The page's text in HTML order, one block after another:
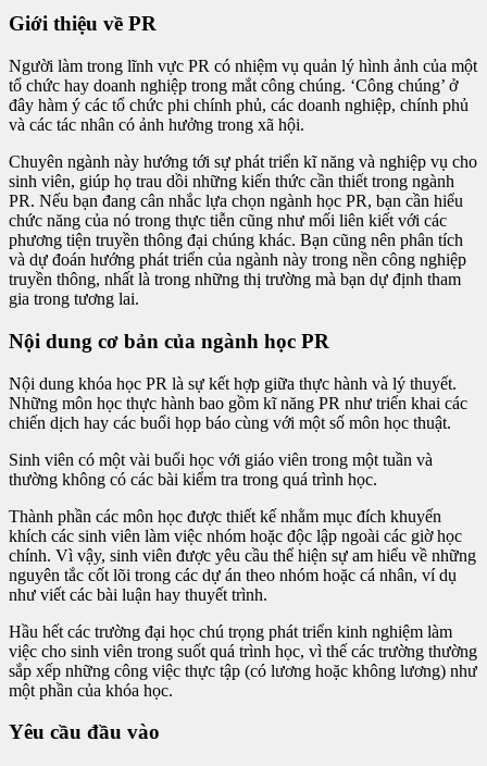
Giới thiệu về PR
Người làm trong lĩnh vực PR có nhiệm vụ quản lý hình ảnh của một
tổ chức hay doanh nghiệp trong mắt công chúng. ‘Công chúng’ ở
đây hàm ý các tổ chức phi chính phủ, các doanh nghiệp, chính phủ
và các tác nhân có ảnh hưởng trong xã hội.
Chuyên ngành này hướng tới sự phát triển kĩ năng và nghiệp vụ cho
sinh viên, giúp họ trau dồi những kiến thức cần thiết trong ngành
PR. Nếu bạn đang cân nhắc lựa chọn ngành học PR, bạn cần hiểu
chức năng của nó trong thực tiễn cũng như mối liên kiết với các
phương tiện truyền thông đại chúng khác. Bạn cũng nên phân tích
và dự đoán hướng phát triển của ngành này trong nền công nghiệp
truyền thông, nhất là trong những thị trường mà bạn dự định tham
gia trong tương lai.
Nội dung cơ bản của ngành học PR
Nội dung khóa học PR là sự kết hợp giữa thực hành và lý thuyết.
Những môn học thực hành bao gồm kĩ năng PR như triển khai các
chiến dịch hay các buổi họp báo cùng với một số môn học thuật.
Sinh viên có một vài buổi học với giáo viên trong một tuần và
thường không có các bài kiểm tra trong quá trình học.
Thành phần các môn học được thiết kế nhằm mục đích khuyến
khích các sinh viên làm việc nhóm hoặc độc lập ngoài các giờ học
chính. Vì vậy, sinh viên được yêu cầu thể hiện sự am hiểu về những
nguyên tắc cốt lõi trong các dự án theo nhóm hoặc cá nhân, ví dụ
như viết các bài luận hay thuyết trình.
Hầu hết các trường đại học chú trọng phát triển kinh nghiệm làm
việc cho sinh viên trong suốt quá trình học, vì thế các trường thường
sắp xếp những công việc thực tập (có lương hoặc không lương) như
một phần của khóa học.
Yêu cầu đầu vào